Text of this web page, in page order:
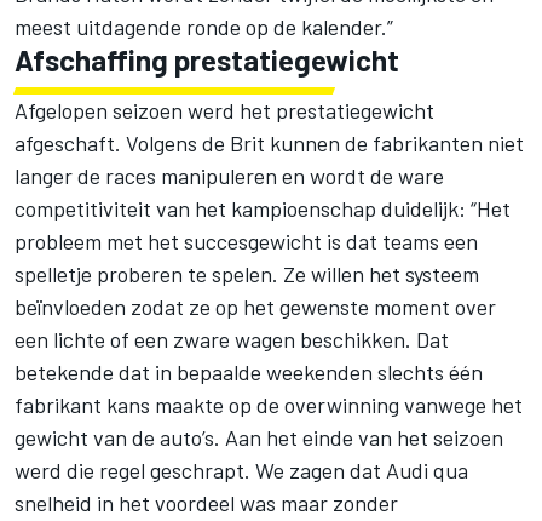
meest uitdagende ronde op de kalender.”
Afschaffing prestatiegewicht
Afgelopen seizoen werd het prestatiegewicht
afgeschaft. Volgens de Brit kunnen de fabrikanten niet
langer de races manipuleren en wordt de ware
competitiviteit van het kampioenschap duidelijk: “Het
probleem met het succesgewicht is dat teams een
spelletje proberen te spelen. Ze willen het systeem
beïnvloeden zodat ze op het gewenste moment over
een lichte of een zware wagen beschikken. Dat
betekende dat in bepaalde weekenden slechts één
fabrikant kans maakte op de overwinning vanwege het
gewicht van de auto’s. Aan het einde van het seizoen
werd die regel geschrapt. We zagen dat Audi qua
snelheid in het voordeel was maar zonder